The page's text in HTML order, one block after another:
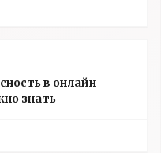
в онлайн
знать